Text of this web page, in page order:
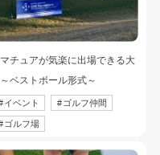
チュアが気楽に出場できる大
ベストボール形式～
イベント #ゴルフ仲間
ゴルフ場